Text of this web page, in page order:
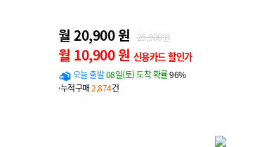
월 20,900 원 25,900원
월 10,900 원 신용카드 할인가
오늘 출발08일(토) 도착 확률96%
·누적구매2,874건